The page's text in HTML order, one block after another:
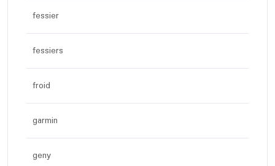
fessier
fessiers
froid
garmin
geny